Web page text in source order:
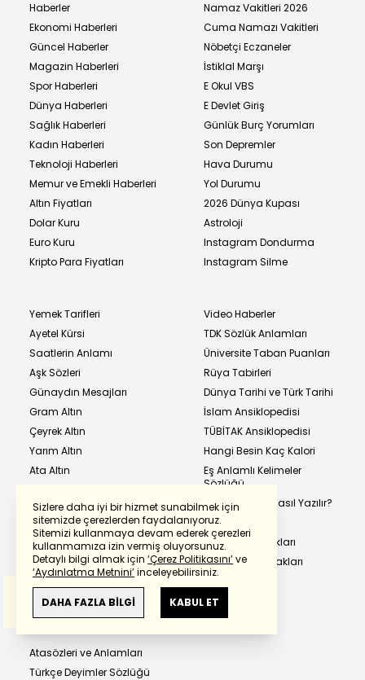
Sizlere daha iyi bir hizmet sunabilmek için
sitemizde çerezlerden faydalanıyoruz.
Sitemizi kullanmaya devam ederek çerezleri
kullanmamıza izin vermiş oluyorsunuz.
Detaylı bilgi almak için ‘Çerez Politikasını’ve
‘Aydınlatma Metnini’inceleyebilirsiniz.
DAHA FAZLA BİLGİ KABUL ET
Haberler
Ekonomi Haberleri
Güncel Haberler
Magazin Haberleri
Spor Haberleri
Dünya Haberleri
Sağlık Haberleri
Kadın Haberleri
Teknoloji Haberleri
Memur ve Emekli Haberleri
Altın Fiyatları
Dolar Kuru
Euro Kuru
Kripto Para Fiyatları
Namaz Vakitleri 2026
Cuma Namazı Vakitleri
Nöbetçi Eczaneler
İstiklal Marşı
E Okul VBS
E Devlet Giriş
Günlük Burç Yorumları
Son Depremler
Hava Durumu
Yol Durumu
2026 Dünya Kupası
Astroloji
Instagram Dondurma
Instagram Silme
Yemek Tarifleri
Ayetel Kürsi
Saatlerin Anlamı
Aşk Sözleri
Günaydın Mesajları
Gram Altın
Çeyrek Altın
Yarım Altın
Ata Altın
22 Ayar Bilezik
1 Dolar Kaç TL
1 Euro Kaç TL
Canlı Maç Sonuçları
Süper Lig Puan Durumu
Video Haberler
TDK Sözlük Anlamları
Üniversite Taban Puanları
Rüya Tabirleri
Dünya Tarihi ve Türk Tarihi
İslam Ansiklopedisi
TÜBİTAK Ansiklopedisi
Hangi Besin Kaç Kalori
Eş Anlamlı Kelimeler
Sözlüğü
Hangi Kelime Nasıl Yazılır?
En Güzel Sözler
Metrobüs Durakları
Marmaray Durakları
Kız İsimleri
Atasözleri ve Anlamları
Türkçe Deyimler Sözlüğü
Powered by Translate
Bu çevirideGoogle Transletekullanılmıştır.
Anlam ve çeviri hatalarından
haberturk.com
sorumlu değildir.